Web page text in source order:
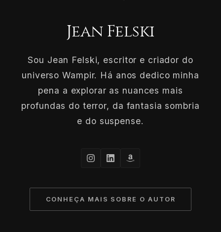
Jean Felski
Sou Jean Felski, escritor e criador do
universo Wampir. Há anos dedico minha
pena a explorar as nuances mais
profundas do terror, da fantasia sombria
e do suspense.
CONHEÇA MAIS SOBRE O AUTOR